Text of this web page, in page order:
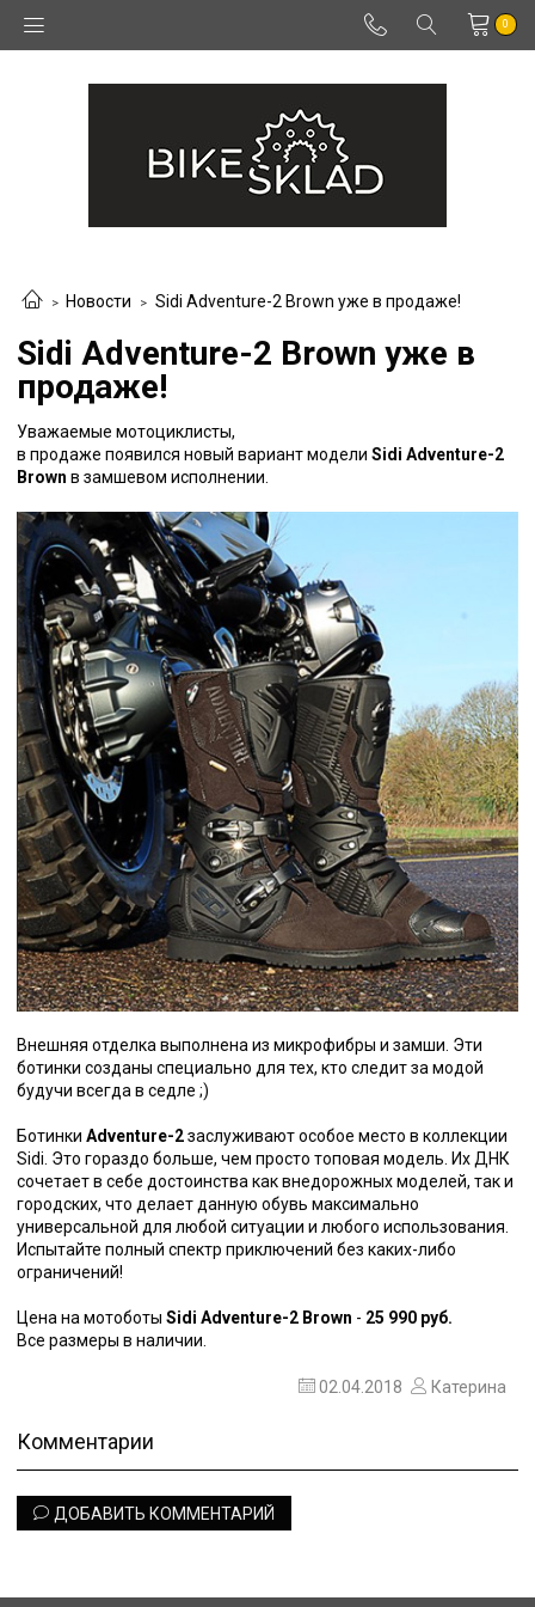
0
Новости Sidi Adventure-2 Brown уже в продаже!
Sidi Adventure-2 Brown уже в
продаже!
Уважаемые мотоциклисты,
в продаже появился новый вариант модели Sidi Adventure-2
Brown в замшевом исполнении.
Внешняя отделка выполнена из микрофибры и замши. Эти
ботинки созданы специально для тех, кто следит за модой
будучи всегда в седле ;)
Ботинки Adventure-2заслуживают особое место в коллекции
Sidi. Это гораздо больше, чем просто топовая модель. Их ДНК
сочетает в себе достоинства как внедорожных моделей, так и
городских, что делает данную обувь максимально
универсальной для любой ситуации и любого использования.
Испытайте полный спектр приключений без каких-либо
ограничений!
Цена на мотоботы Sidi Adventure-2 Brown - 25 990 руб.
Все размеры в наличии.
02.04.2018 Катерина
Комментарии
ДОБАВИТЬ КОММЕНТАРИЙ